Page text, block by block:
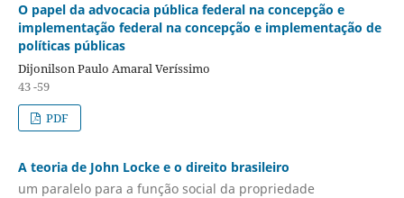
O papel da advocacia pública federal na concepção e
implementação federal na concepção e implementação de
políticas públicas
Dijonilson Paulo Amaral Veríssimo
43 -59
PDF
A teoria de John Locke e o direito brasileiro
um paralelo para a função social da propriedade